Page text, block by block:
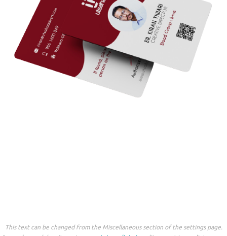
This text can be changed from the Miscellaneous section of the settings page.